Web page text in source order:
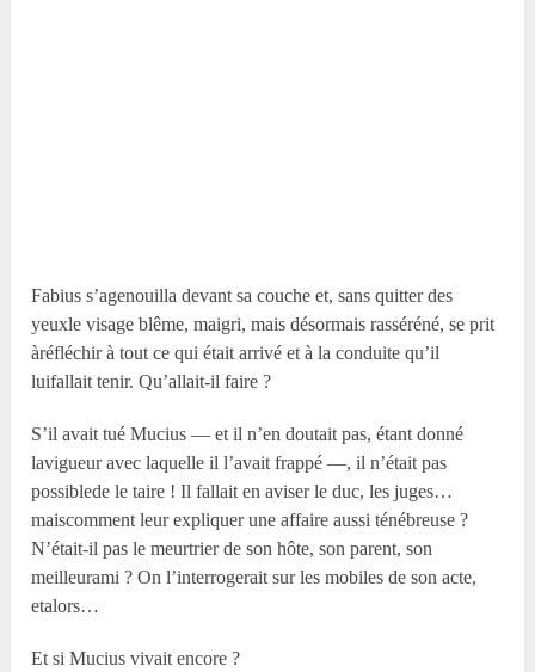
Fabius s’agenouilla devant sa couche et, sans quitter des
yeuxle visage blême, maigri, mais désormais rasséréné, se prit
àréfléchir à tout ce qui était arrivé et à la conduite qu’il
luifallait tenir. Qu’allait-il faire ?
S’il avait tué Mucius — et il n’en doutait pas, étant donné
lavigueur avec laquelle il l’avait frappé —, il n’était pas
possiblede le taire ! Il fallait en aviser le duc, les juges…
maiscomment leur expliquer une affaire aussi ténébreuse ?
N’était-il pas le meurtrier de son hôte, son parent, son
meilleurami ? On l’interrogerait sur les mobiles de son acte,
etalors…
Et si Mucius vivait encore ?